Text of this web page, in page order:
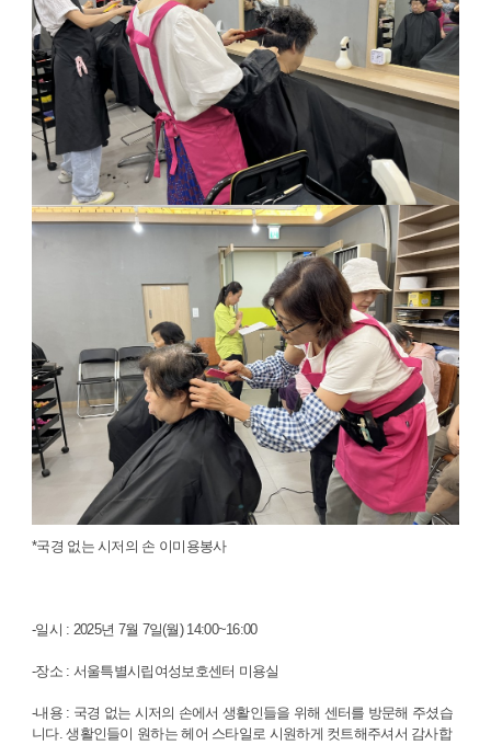
*국경 없는 시저의 손 이미용봉사
-일시 : 2025년 7월 7일(월) 14:00~16:00
-장소 : 서울특별시립여성보호센터 미용실
-내용 : 국경 없는 시저의 손에서 생활인들을 위해 센터를 방문해 주셨습
니다. 생활인들이 원하는 헤어 스타일로 시원하게 컷트해주셔서 감사합